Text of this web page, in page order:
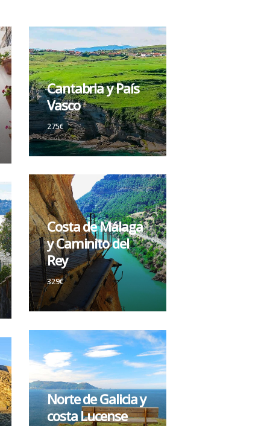
Cantabria y País
Vasco
275€
Costa de Málaga
y Caminito del
Rey
329€
Norte de Galicia y
costa Lucense